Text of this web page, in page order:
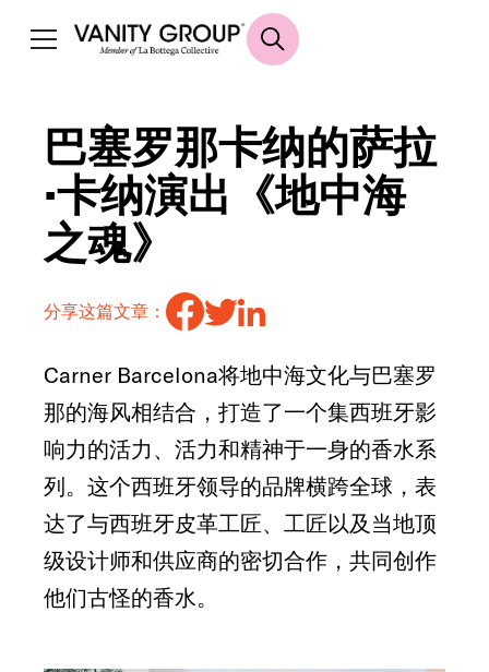
巴塞罗那卡纳的萨拉
·卡纳演出《地中海
之魂》
分享这篇文章：
Carner Barcelona将地中海文化与巴塞罗
那的海风相结合，打造了一个集西班牙影
响力的活力、活力和精神于一身的香水系
列。这个西班牙领导的品牌横跨全球，表
达了与西班牙皮革工匠、工匠以及当地顶
级设计师和供应商的密切合作，共同创作
他们古怪的香水。